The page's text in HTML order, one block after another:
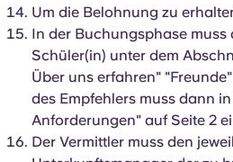
Um die Belohnung zu
In der Buchungsphase muss
Schüler(in) unter dem
Über uns erfahren"
des Empfehlers muss dann
Anforderungen" auf Seite 2
Der Vermittler muss den